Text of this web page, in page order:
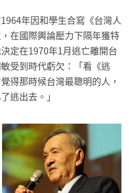
年因和學生合寫《台灣人
在國際輿論壓力下隔年獲特
定在1970年1月逃亡離開台
受到時代虧欠：「看《逃
得那時候台灣最聰明的人，
逃出去。」